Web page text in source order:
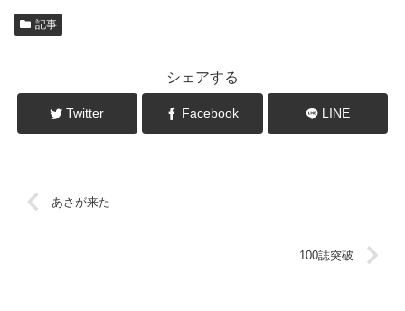
記事
シェアする
Twitter Facebook LINE
あさが来た
100誌突破